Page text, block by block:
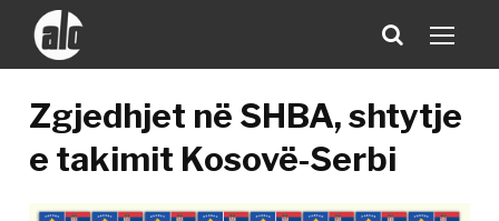
Zgjedhjet në SHBA, shtytje
e takimit Kosovë-Serbi